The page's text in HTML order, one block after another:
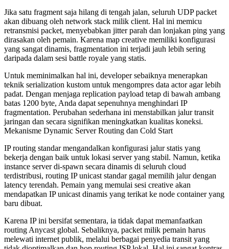
Jika satu fragment saja hilang di tengah jalan, seluruh UDP packet
akan dibuang oleh network stack milik client. Hal ini memicu
retransmisi packet, menyebabkan jitter parah dan lonjakan ping yang
dirasakan oleh pemain. Karena map creative memiliki konfigurasi
yang sangat dinamis, fragmentation ini terjadi jauh lebih sering
daripada dalam sesi battle royale yang statis.
Untuk meminimalkan hal ini, developer sebaiknya menerapkan
teknik serialization kustom untuk mengompres data actor agar lebih
padat. Dengan menjaga replication payload tetap di bawah ambang
batas 1200 byte, Anda dapat sepenuhnya menghindari IP
fragmentation. Perubahan sederhana ini menstabilkan jalur transit
jaringan dan secara signifikan meningkatkan kualitas koneksi.
Mekanisme Dynamic Server Routing dan Cold Start
IP routing standar mengandalkan konfigurasi jalur statis yang
bekerja dengan baik untuk lokasi server yang stabil. Namun, ketika
instance server di-spawn secara dinamis di seluruh cloud
terdistribusi, routing IP unicast standar gagal memilih jalur dengan
latency terendah. Pemain yang memulai sesi creative akan
mendapatkan IP unicast dinamis yang terikat ke node container yang
baru dibuat.
Karena IP ini bersifat sementara, ia tidak dapat memanfaatkan
routing Anycast global. Sebaliknya, packet milik pemain harus
melewati internet publik, melalui berbagai penyedia transit yang